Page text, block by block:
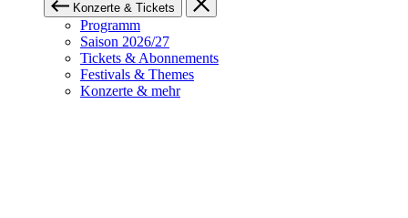
Konzerte & Tickets
Programm
Saison 2026/27
Tickets & Abonnements
Festivals & Themes
Konzerte & mehr